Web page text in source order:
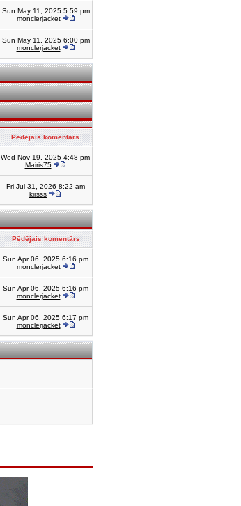
Sun May 11, 2025 5:59 pm
monclerjacket
Sun May 11, 2025 6:00 pm
monclerjacket
Pēdējais komentārs
Wed Nov 19, 2025 4:48 pm
Mairis75
Fri Jul 31, 2026 8:22 am
kirsss
Pēdējais komentārs
Sun Apr 06, 2025 6:16 pm
monclerjacket
Sun Apr 06, 2025 6:16 pm
monclerjacket
Sun Apr 06, 2025 6:17 pm
monclerjacket